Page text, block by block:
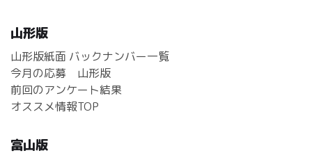
山形版
山形版紙面 バックナンバー一覧
今月の応募 山形版
前回のアンケート結果
オススメ情報TOP
富山版